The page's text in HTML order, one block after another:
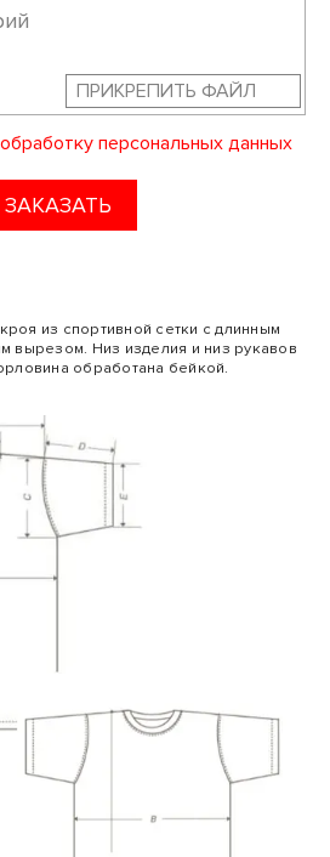
ПРИКРЕПИТЬ ФАЙЛ
обработку персональных данных
ЗАКАЗАТЬ
из спортивной сетки с длинным
вырезом. Низ изделия и низ рукавов
обработана бейкой.